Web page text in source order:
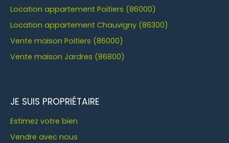
Location appartement Poitiers (86000)
Location appartement Chauvigny (86300)
Vente maison Poitiers (86000)
Vente maison Jardres (86800)
JE SUIS PROPRIÉTAIRE
Estimez votre bien
Vendre avec nous